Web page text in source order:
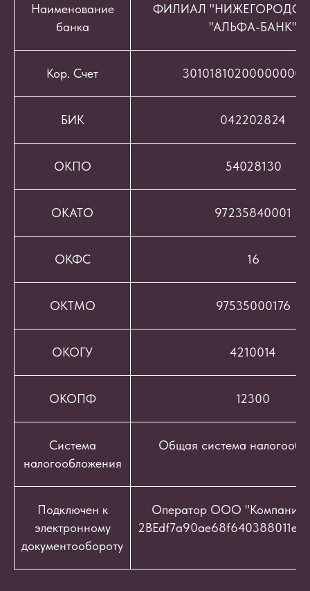
Наименование
банка
ФИЛИАЛ
"АЛЬФА-БАНК"
Кор. Счет
БИК 042202824
ОКПО 54028130
ОКАТО 97235840001
ОКФС 16
ОКТМО 97535000176
ОКОГУ 4210014
ОКОПФ 12300
Система
налогообложения
Общая система
Подключен к
электронному
документообороту
Оператор ООО "Компания